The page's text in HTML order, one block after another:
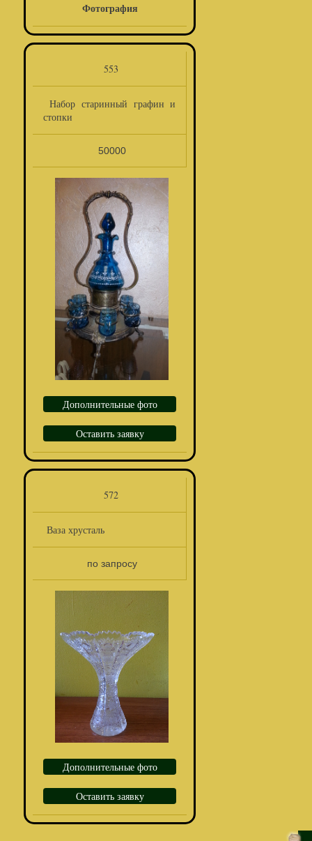
Фотография
553
Набор старинный графин и
стопки
50000
Дополнительные фото
Оставить заявку
572
Ваза хрусталь
по запросу
Дополнительные фото
Оставить заявку